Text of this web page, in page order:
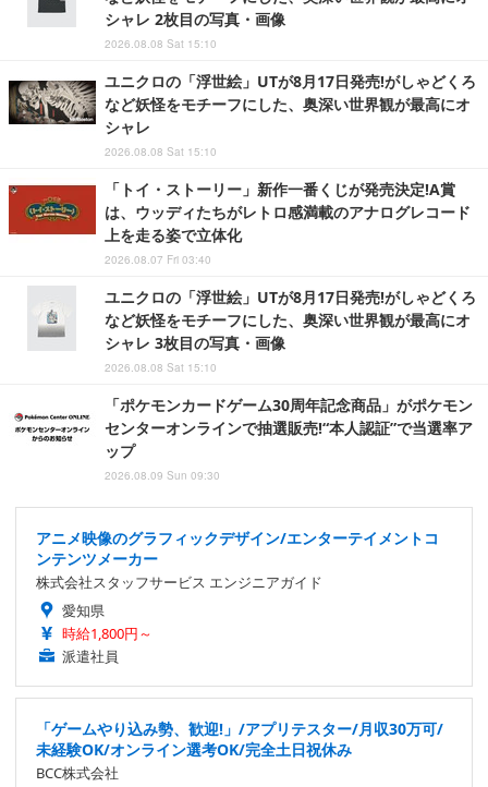
シャレ 2枚目の写真・画像
2026.08.08 Sat 15:10
ユニクロの「浮世絵」UTが8月17日発売!がしゃどくろ
など妖怪をモチーフにした、奥深い世界観が最高にオ
シャレ
2026.08.08 Sat 15:10
「トイ・ストーリー」新作一番くじが発売決定!A賞
は、ウッディたちがレトロ感満載のアナログレコード
上を走る姿で立体化
2026.08.07 Fri 03:40
ユニクロの「浮世絵」UTが8月17日発売!がしゃどくろ
など妖怪をモチーフにした、奥深い世界観が最高にオ
シャレ 3枚目の写真・画像
2026.08.08 Sat 15:10
「ポケモンカードゲーム30周年記念商品」がポケモン
センターオンラインで抽選販売!“本人認証”で当選率ア
ップ
2026.08.09 Sun 09:30
アニメ映像のグラフィックデザイン/エンターテイメントコ
ンテンツメーカー
株式会社スタッフサービス エンジニアガイド
愛知県
時給1,800円～
派遣社員
「ゲームやり込み勢、歓迎!」/アプリテスター/月収30万可/
未経験OK/オンライン選考OK/完全土日祝休み
BCC株式会社